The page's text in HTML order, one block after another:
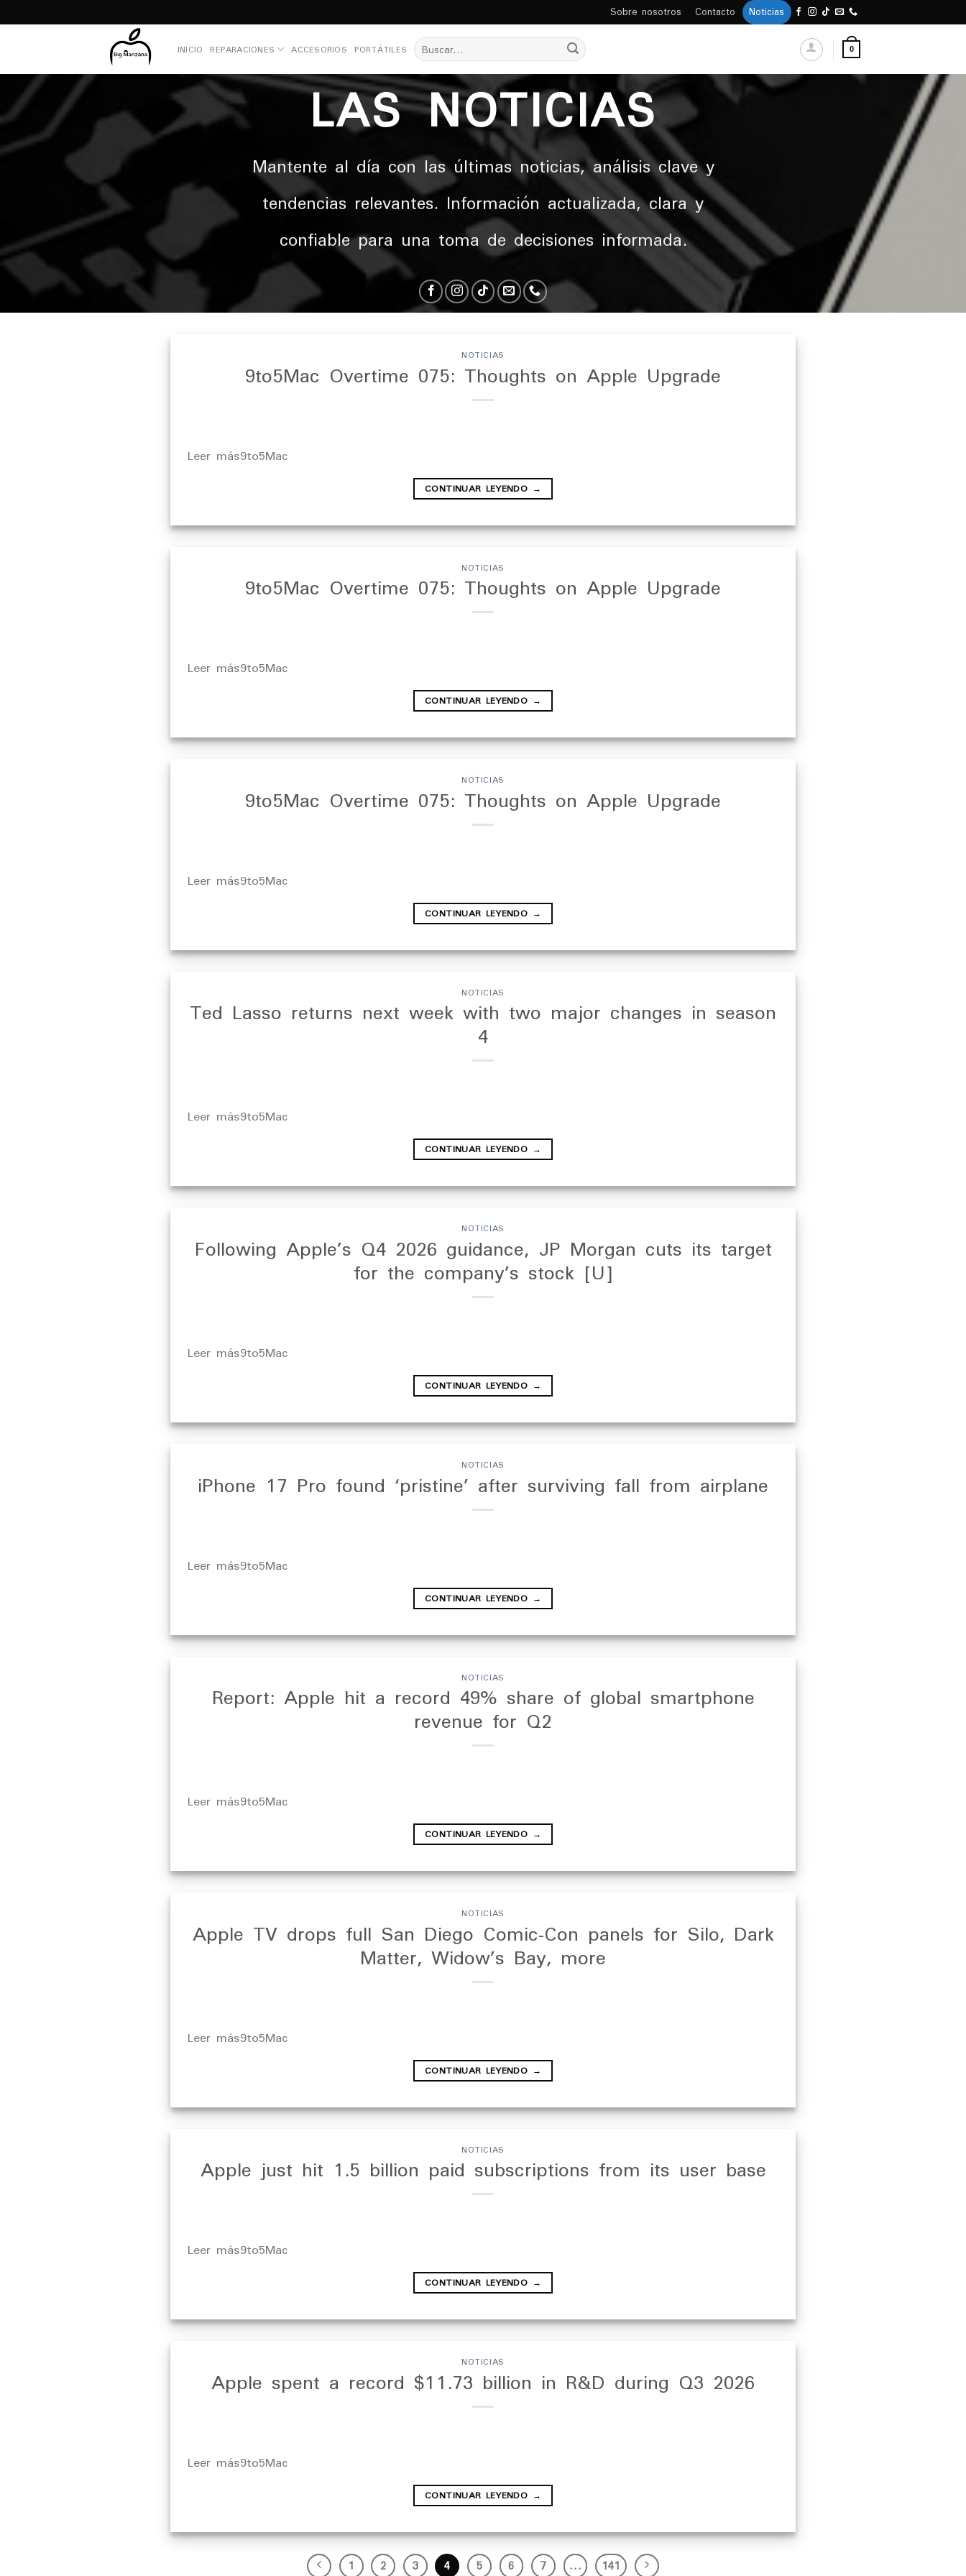
to
Sobre nosotros Contacto Noticias
INICIO REPARACIONES ACCESORIOS PORTÁTILES Buscar
por: 0
LAS NOTICIAS
Mantente al día con las últimas noticias, análisis clave y
tendencias relevantes. Información actualizada, clara y
confiable para una toma de decisiones informada.
NOTICIAS
9to5Mac Overtime 075: Thoughts on Apple Upgrade
​Leer más9to5Mac
CONTINUAR LEYENDO →
NOTICIAS
9to5Mac Overtime 075: Thoughts on Apple Upgrade
​Leer más9to5Mac
CONTINUAR LEYENDO →
NOTICIAS
9to5Mac Overtime 075: Thoughts on Apple Upgrade
​Leer más9to5Mac
CONTINUAR LEYENDO →
NOTICIAS
Ted Lasso returns next week with two major changes in season
4
​Leer más9to5Mac
CONTINUAR LEYENDO →
NOTICIAS
Following Apple’s Q4 2026 guidance, JP Morgan cuts its target
for the company’s stock [U]
​Leer más9to5Mac
CONTINUAR LEYENDO →
NOTICIAS
iPhone 17 Pro found ‘pristine’ after surviving fall from airplane
​Leer más9to5Mac
CONTINUAR LEYENDO →
NOTICIAS
Report: Apple hit a record 49% share of global smartphone
revenue for Q2
​Leer más9to5Mac
CONTINUAR LEYENDO →
NOTICIAS
Apple TV drops full San Diego Comic-Con panels for Silo, Dark
Matter, Widow’s Bay, more
​Leer más9to5Mac
CONTINUAR LEYENDO →
NOTICIAS
Apple just hit 1.5 billion paid subscriptions from its user base
​Leer más9to5Mac
CONTINUAR LEYENDO →
NOTICIAS
Apple spent a record $11.73 billion in R&D during Q3 2026
​Leer más9to5Mac
CONTINUAR LEYENDO →
1 2 3 4 5 6 7 … 141